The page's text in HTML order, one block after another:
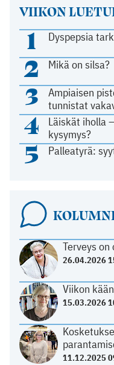
VIIKON
1 Dyspepsia
2 Mikä on silsa?
3
Ampiaisen
tunnistat
4
Läiskät iholla
kysymys?
5 Palleatyrä:
Terveys
26.04.2026
Viikon
15.03.2026
11.12.2025